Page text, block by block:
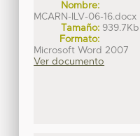
Nombre:
MCARN-ILV-06-16.docx
Tamaño: 939.7Kb
Formato:
Microsoft Word 2007
Ver documento